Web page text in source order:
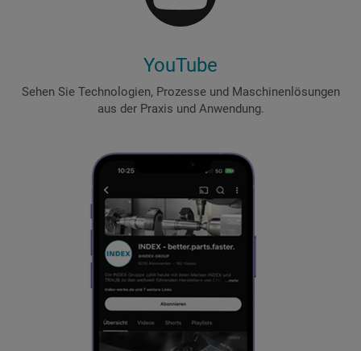
YouTube
Sehen Sie Technologien, Prozesse und Maschinenlösungen
aus der Praxis und Anwendung.